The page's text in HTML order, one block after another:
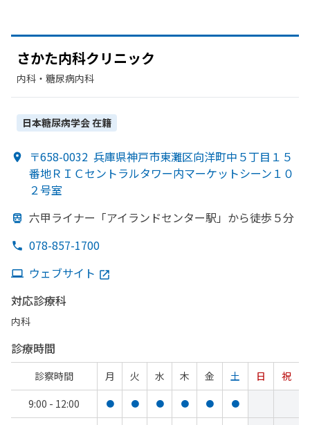
さかた内科クリニック
内科・​糖尿病内科
日本糖尿病学会在籍
〒658-0032 兵庫県神戸市東灘区向洋町中５丁目１５
番地ＲＩＣセントラルタワー内マーケットシーン１０
２号室
六甲ライナー 「アイランドセンター駅」から徒歩５分
078-857-1700
ウェブサイト
対応診療科
内科
診療時間
診察時間 月 火 水 木 金 土 日
祝
9:00 - 12:00
● ● ● ● ● ●